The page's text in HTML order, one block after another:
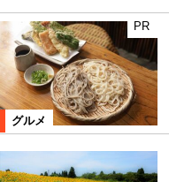
グルメ
PR